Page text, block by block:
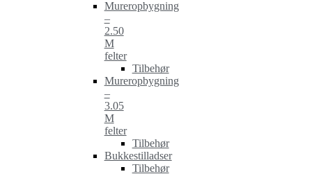
Mureropbygning
–
2.50
M
felter
Tilbehør
Mureropbygning
–
3.05
M
felter
Tilbehør
Bukkestilladser
Tilbehør